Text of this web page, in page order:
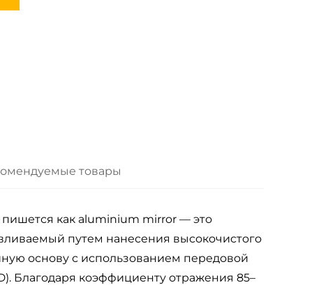
товары
как aluminium mirror — это
путем нанесения высокочистого
основу с использованием передовой
Благодаря коэффициенту отражения 85–